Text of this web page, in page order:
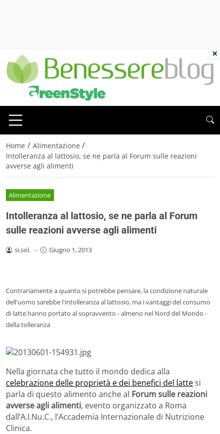
Home / Alimentazione /
Intolleranza al lattosio, se ne parla al Forum sulle reazioni
avverse agli alimenti
Alimentazione
Intolleranza al lattosio, se ne parla al Forum
sulle reazioni avverse agli alimenti
si.sol. - Giugno 1, 2013
Contrariamente a quanto si potrebbe pensare, la condizione naturale
dell'uomo sarebbe l'intolleranza al lattosio, ma i vantaggi del consumo
di latte hanno portato al sopravvento - almeno nel Nord del Mondo -
della tolleranza
Nella giornata che tutto il mondo dedica alla
celebrazione delle proprietà e dei benefici del lattesi
parla di questo alimento anche al Forum sulle reazioni
avverse agli alimenti, evento organizzato a Roma
dall’A.I.Nu.C., l’Accademia Internazionale di Nutrizione
Clinica.
×